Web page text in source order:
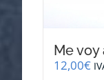
Me
12,00€